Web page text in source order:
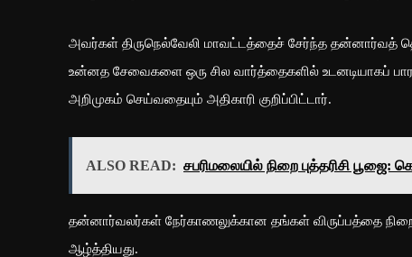
அவர்கள் திருநெல்வேலி மாவட்டத்தைச் சேர்ந்த தன்னார்வத்
உன்னத சேவைகளை ஒரு சில வார்த்தைகளில் உடனடியாகப்
அறிமுகம் செய்வதையும் அதிகாரி குறிப்பிட்டார்.
ALSO READ: சபரிமலையில் நிறை புத்தரிசி
தன்னார்வலர்கள் நேர்காணலுக்கான தங்கள் விருப்பத்தை
ஆழ்த்தியது.